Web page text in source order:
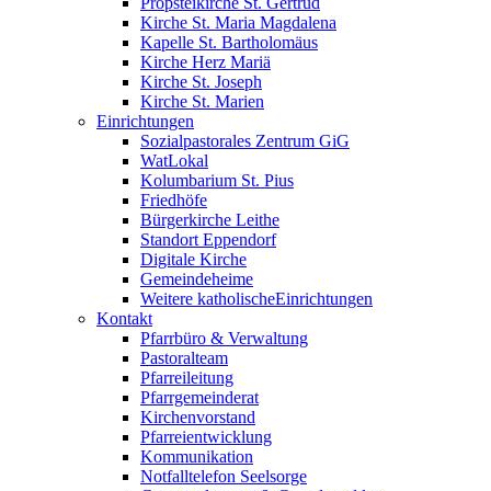
Kirche St. Maria Magdalena
Kapelle St. Bartholomäus
Kirche Herz Mariä
Kirche St. Joseph
Kirche St. Marien
Einrichtungen
Sozialpastorales Zentrum GiG
WatLokal
Kolumbarium St. Pius
Friedhöfe
Bürgerkirche Leithe
Standort Eppendorf
Digitale Kirche
Gemeindeheime
Weitere katholische­­Einrichtungen
Kontakt
Pfarrbüro & Verwaltung
Pastoralteam
Pfarreileitung
Pfarrgemeinderat
Kirchenvorstand
Pfarreientwicklung
Kommunikation
Notfalltelefon Seelsorge